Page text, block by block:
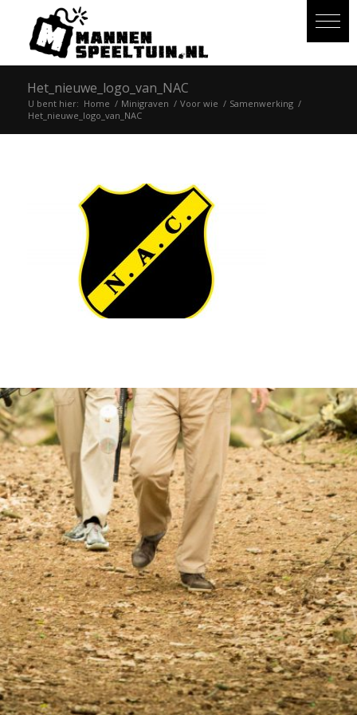
Het_nieuwe_logo_van_NAC
U bent hier: Home / Minigraven / Voor wie / Samenwerking /
Het_nieuwe_logo_van_NAC